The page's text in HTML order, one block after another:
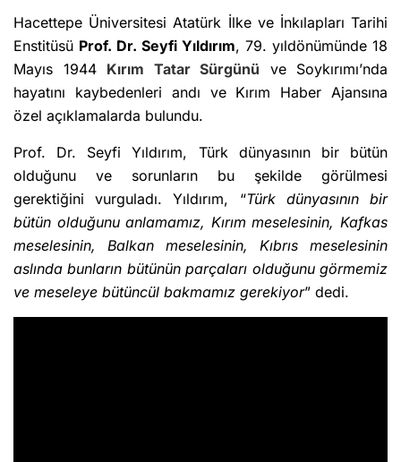
Hacettepe Üniversitesi Atatürk İlke ve İnkılapları Tarihi
Enstitüsü Prof. Dr. Seyfi Yıldırım, 79. yıldönümünde 18
Mayıs 1944 Kırım Tatar Sürgünü ve Soykırımı’nda
hayatını kaybedenleri andı ve Kırım Haber Ajansına
özel açıklamalarda bulundu.
Prof. Dr. Seyfi Yıldırım, Türk dünyasının bir bütün
olduğunu ve sorunların bu şekilde görülmesi
gerektiğini vurguladı. Yıldırım, “Türk dünyasının bir
bütün olduğunu anlamamız, Kırım meselesinin, Kafkas
meselesinin, Balkan meselesinin, Kıbrıs meselesinin
aslında bunların bütünün parçaları olduğunu görmemiz
ve meseleye bütüncül bakmamız gerekiyor” dedi.